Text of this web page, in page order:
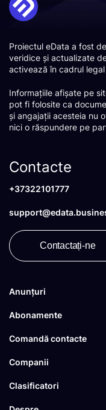
Proiectul eData a fost
veridice și actualizate
activează în cadrul
Informațiile afișate pe
pot fi folosite ca
și angajații acesteia nu
nici o răspundere pe
Anunțuri
Abonamente
Comandă contacte
Companii
Clasificatori
Contacte
+37322101777
Contactați-ne